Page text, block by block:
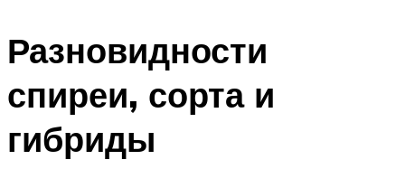
Разновидности
спиреи, сорта и
гибриды